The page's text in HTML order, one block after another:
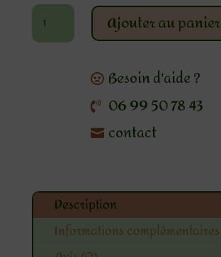
quantité
de
Ajouter au panier
Besoin d'aide ?
06 99 50 78 43
contact
Description
Informations complémentaires